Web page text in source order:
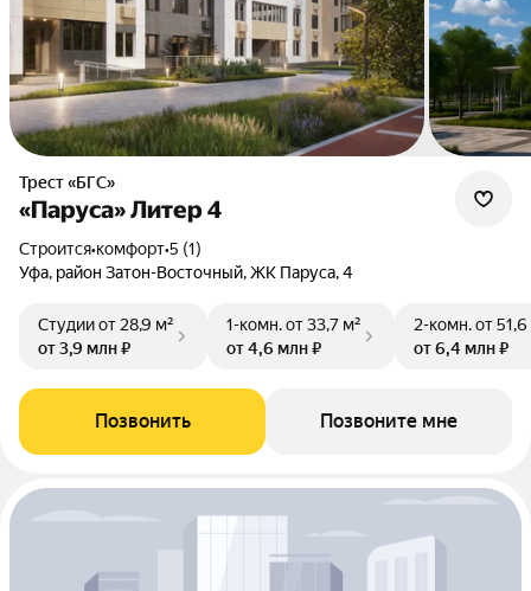
Трест «БГС»
«Паруса» Литер 4
Строится•комфорт•5 (1)
Уфа, район Затон-Восточный, ЖК Паруса, 4
Студииот 28,9 м²
от 3,9 млн ₽
1-комн.от 33,7 м²
от 4,6 млн ₽
2-комн.от
от 6,4 млн ₽
Позвонить Позвоните мне